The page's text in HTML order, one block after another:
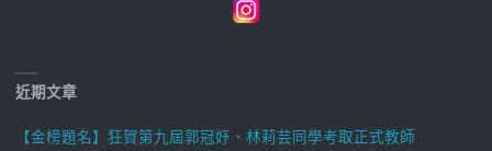
近期文章
【金榜題名】狂賀第九屆郭冠妤、林莉芸同學考取正式教師